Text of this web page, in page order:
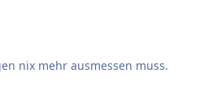
nix mehr ausmessen muss.